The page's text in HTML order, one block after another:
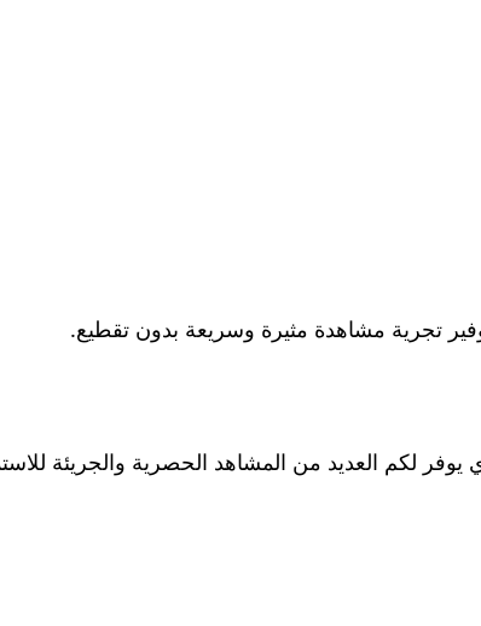
تجرية مشاهدة مثيرة وسريعة بدون تقطيع.
لكم العديد من المشاهد الحصرية والجريئة